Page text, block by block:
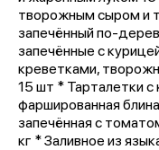
творожным сыром и
запечённый по-
запечённые с
креветками,
15 шт * Тарталетки
фаршированная
запечённая с
кг * Заливное из